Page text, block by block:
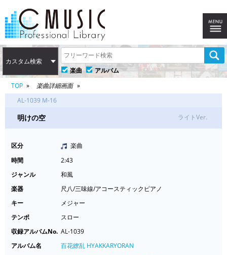
カスタム検索
楽曲
アルバム
TOP
楽曲詳細画面
AL-1039 M-16
明けの空 ライトVer.
区分
楽曲
時間
2:43
ジャンル
和風
楽器
尺八/三味線/アコースティックピアノ
キー
メジャー
テンポ
スロー
収録アルバムNo. AL-1039
アルバム名
百花繚乱 HYAKKARYORAN